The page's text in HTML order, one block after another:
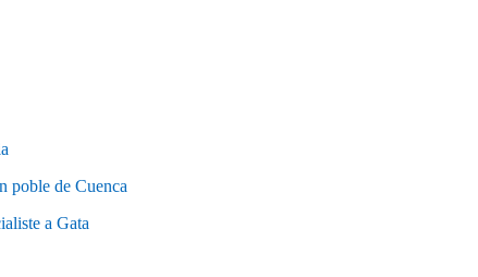
poble de Cuenca
a Gata